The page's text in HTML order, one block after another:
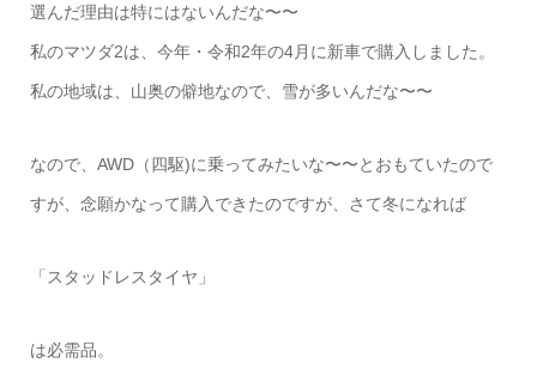
選んだ理由は特にはないんだな〜〜
私のマツダ2は、今年・令和2年の4月に新車で購入しました。
私の地域は、山奥の僻地なので、雪が多いんだな〜〜
なので、AWD（四駆)に乗ってみたいな〜〜とおもていたので
すが、念願かなって購入できたのですが、さて冬になれば
「スタッドレスタイヤ」
は必需品。